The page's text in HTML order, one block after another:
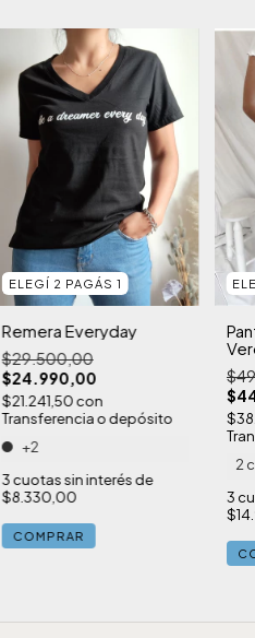
ELEGÍ 2 PAGÁS 1
Remera Everyday
$29.500,00
$24.990,00
$21.241,50con
Transferencia o depósito
+2
3cuotas sin interés de
$8.330,00
COMPRAR
2
3